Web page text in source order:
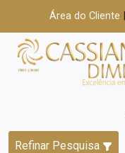
Área do Cliente
Refinar Pesquisa